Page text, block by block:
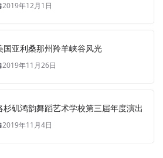
2019年12月1日
国亚利桑那州羚羊峡谷风光
2019年11月26日
杉矶鸿韵舞蹈艺术学校第三届年度演出
2019年11月4日